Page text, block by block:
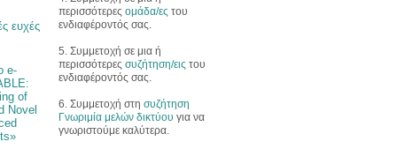
ευχές
e-
of
Novel
περισσότερες ομάδα/ες του
ενδιαφέροντός σας.
5. Συμμετοχή σε μια ή
περισσότερες συζήτηση/εις του
ενδιαφέροντός σας.
6. Συμμετοχή στη συζήτηση
Γνωριμία μελών δικτύου για να
γνωριστούμε καλύτερα.